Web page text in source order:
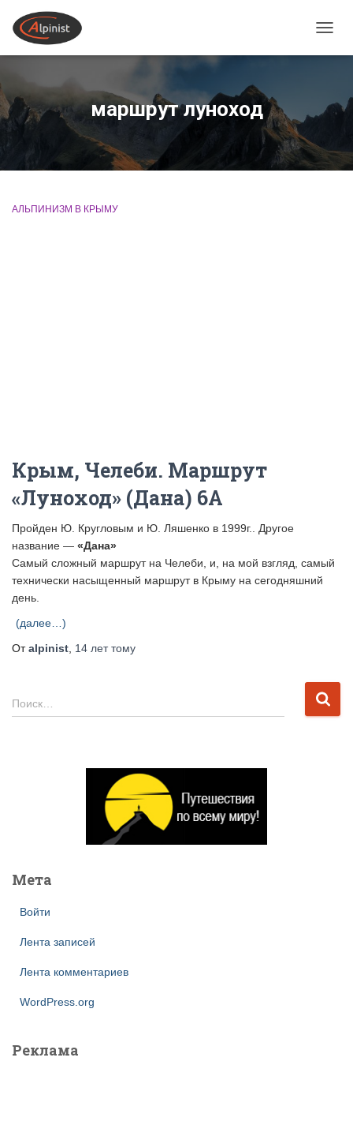
маршрут луноход
АЛЬПИНИЗМ В КРЫМУ
Крым, Челеби. Маршрут
«Луноход» (Дана) 6А
Пройден Ю. Кругловым и Ю. Ляшенко в 1999г.. Другое
название — «Дана»
Самый сложный маршрут на Челеби, и, на мой взгляд, самый
технически насыщенный маршрут в Крыму на сегодняшний
день.
(далее…)
Отalpinist 14 леттому
Н
а
Поиск…
Мета
Войти
Лента записей
Лента комментариев
WordPress.org
Реклама